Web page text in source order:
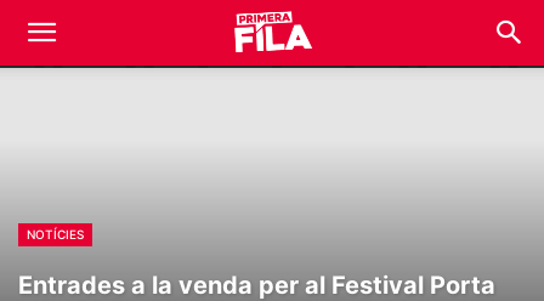
NOTÍCIES
Entrades a la venda per al Festival Porta